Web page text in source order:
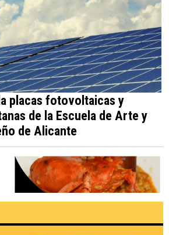
placas fotovoltaicas y
de la Escuela de Arte y
de Alicante